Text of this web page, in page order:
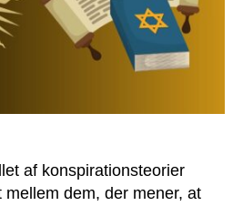
af konspirationsteorier
dem, der mener, at